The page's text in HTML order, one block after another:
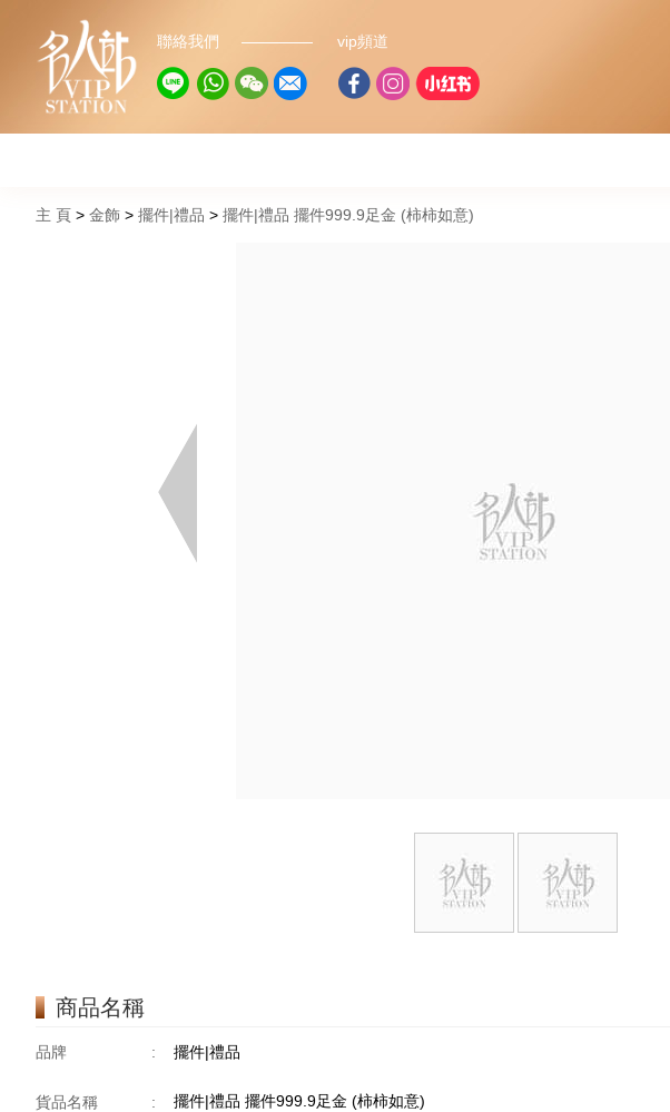
聯絡我們 vip頻道
主 頁 金飾 擺件|禮品 擺件|禮品 擺件999.9足金 (柿柿如意)
商品名稱
品牌 : 擺件|禮品
貨品名稱 : 擺件|禮品 擺件999.9足金 (柿柿如意)